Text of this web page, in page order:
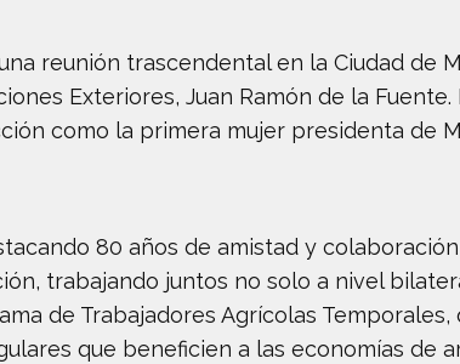
reunión trascendental en la Ciudad de
Exteriores, Juan Ramón de la Fuente.
como la primera mujer presidenta de
80 años de amistad y
trabajando juntos no solo a nivel
de Trabajadores Agrícolas Temporales,
que beneficien a las economías de